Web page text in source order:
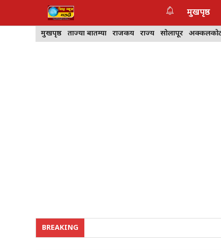
मुखपृष्ठ
मुखपृष्ठ ताज्या बातम्या राजकीय राज्य सोलापूर
BREAKING